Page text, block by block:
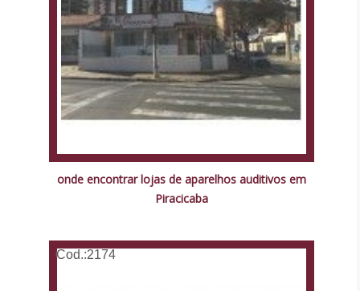
onde encontrar lojas de aparelhos auditivos em
Piracicaba
Cod.:2174